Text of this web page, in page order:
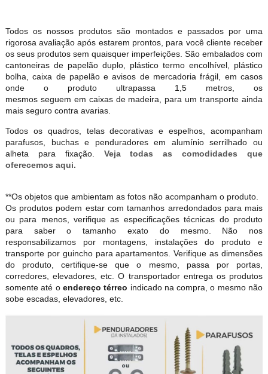
Todos os nossos produtos são montados e passados por uma
rigorosa avaliação após estarem prontos, para você cliente receber
os seus produtos sem quaisquer imperfeições. São embalados com
cantoneiras de papelão duplo, plástico termo encolhível, plástico
bolha, caixa de papelão e avisos de mercadoria frágil, em casos
onde o produto ultrapassa 1,5 metros, os
mesmos seguem em caixas de madeira, para um transporte ainda
mais seguro contra avarias.
Todos os quadros, telas decorativas e espelhos, acompanham
parafusos, buchas e penduradores em alumínio serrilhado ou
alheta para fixação. Veja todas as comodidades que
oferecemos aqui.
**Os objetos que ambientam as fotos não acompanham o produto.
Os produtos podem estar com tamanhos arredondados para mais
ou para menos, verifique as especificações técnicas do produto
para saber o tamanho exato do mesmo. Não nos
responsabilizamos por montagens, instalações do produto e
transporte por guincho para apartamentos. Verifique as dimensões
do produto, certifique-se que o mesmo, passa por portas,
corredores, elevadores, etc. O transportador entrega os produtos
somente até o endereço térreo indicado na compra, o mesmo não
sobe escadas, elevadores, etc.